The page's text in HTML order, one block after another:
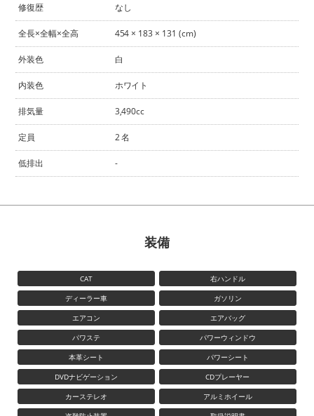
修復歴 なし
全長×全幅×全高 454 × 183 × 131 (cm)
外装色 白
内装色 ホワイト
排気量 3,490cc
定員 2 名
低排出 -
装備
CAT
右ハンドル
ディーラー車
ガソリン
エアコン
エアバッグ
パワステ
パワーウィンドウ
本革シート
パワーシート
DVDナビゲーション
CDプレーヤー
カーステレオ
アルミホイール